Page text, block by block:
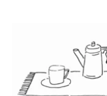
りとおもてなしの姿勢